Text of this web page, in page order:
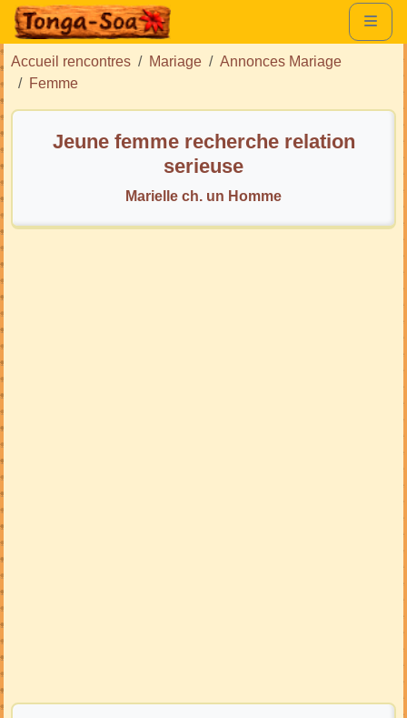
Accueil rencontres Mariage
Annonces Mariage
Femme
Jeune femme recherche relation
serieuse
Marielle ch. un Homme